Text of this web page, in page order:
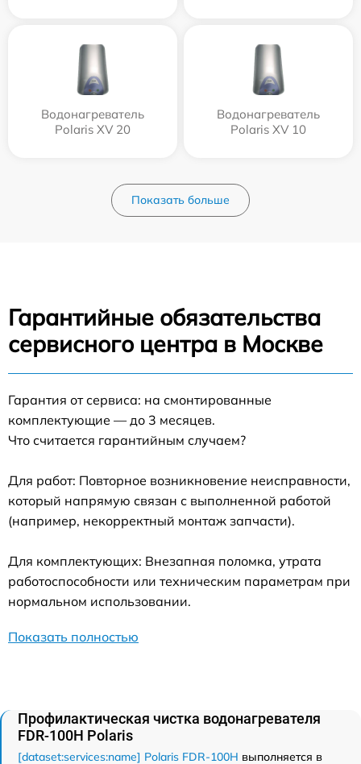
Водонагреватель
Polaris XV 20
Водонагреватель
Polaris XV 10
Показать больше
Гарантийные обязательства
сервисного центра в Москве
Гарантия от сервиса: на смонтированные
комплектующие — до 3 месяцев.
Что считается гарантийным случаем?
Для работ: Повторное возникновение неисправности,
который напрямую связан с выполненной работой
(например, некорректный монтаж запчасти).
Для комплектующих: Внезапная поломка, утрата
работоспособности или техническим параметрам при
нормальном использовании.
Показать полностью
Профилактическая чистка водонагревателя
FDR-100H Polaris
[dataset:services:name] Polaris FDR-100H выполняется в